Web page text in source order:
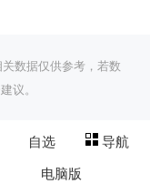
数据仅供参考，若数
议。
自选
导航
电脑版